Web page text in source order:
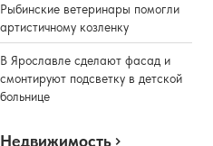
Рыбинские ветеринары помогли
артистичному козленку
В Ярославле сделают фасад и
смонтируют подсветку в детской
больнице
Недвижимость